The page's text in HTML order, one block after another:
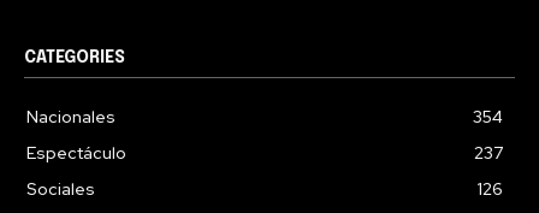
CATEGORIES
Nacionales
354
Espectáculo
237
Sociales
126